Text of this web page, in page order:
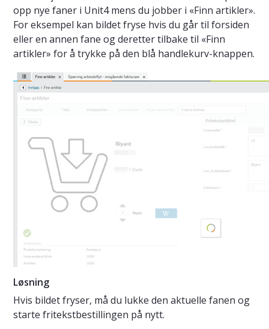
opp nye faner i Unit4 mens du jobber i «Finn artikler».
For eksempel kan bildet fryse hvis du går til forsiden
eller en annen fane og deretter tilbake til «Finn
artikler» for å trykke på den blå handlekurv-knappen.
Løsning
Hvis bildet fryser, må du lukke den aktuelle fanen og
starte fritekstbestillingen på nytt.